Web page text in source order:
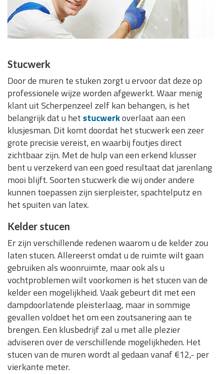
Stucwerk
Door de muren te stuken zorgt u ervoor dat deze op
professionele wijze worden afgewerkt. Waar menig
klant uit Scherpenzeel zelf kan behangen, is het
belangrijk dat u het stucwerkoverlaat aan een
klusjesman. Dit komt doordat het stucwerk een zeer
grote precisie vereist, en waarbij foutjes direct
zichtbaar zijn. Met de hulp van een erkend klusser
bent u verzekerd van een goed resultaat dat jarenlang
mooi blijft. Soorten stucwerk die wij onder andere
kunnen toepassen zijn sierpleister, spachtelputz en
het spuiten van latex.
Kelder stucen
Er zijn verschillende redenen waarom u de kelder zou
laten stucen. Allereerst omdat u de ruimte wilt gaan
gebruiken als woonruimte, maar ook als u
vochtproblemen wilt voorkomen is het stucen van de
kelder een mogelijkheid. Vaak gebeurt dit met een
dampdoorlatende pleisterlaag, maar in sommige
gevallen voldoet het om een zoutsanering aan te
brengen. Een klusbedrijf zal u met alle plezier
adviseren over de verschillende mogelijkheden. Het
stucen van de muren wordt al gedaan vanaf €12,- per
vierkante meter.